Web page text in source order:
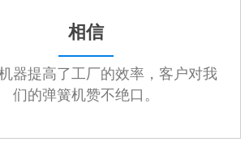
相信
器提高了工厂的效率，客户对我
们的弹簧机赞不绝口。